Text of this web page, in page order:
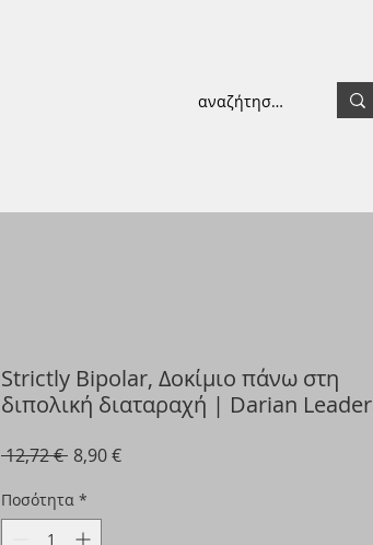
Strictly Bipolar, Δοκίμιο πάνω στη
διπολική διαταραχή | Darian Leader
12,72 € Κανονική
8,90 €Τιμή
Ποσότητα *